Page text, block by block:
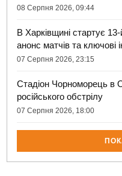
08 Серпня 2026, 09:44
В Харківщині стартує
анонс матчів та ключові
07 Серпня 2026, 23:15
Стадіон Чорноморець в
російського обстрілу
07 Серпня 2026, 18:00